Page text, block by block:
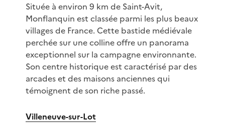
Située à environ 9 km de Saint-Avit,
Monflanquin est classée parmi les plus beaux
villages de France. Cette bastide médiévale
perchée sur une colline offre un panorama
exceptionnel sur la campagne environnante.
Son centre historique est caractérisé par des
arcades et des maisons anciennes qui
témoignent de son riche passé.
Villeneuve-sur-Lot